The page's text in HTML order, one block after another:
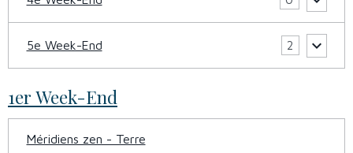
5e Week-End 2
1er Week-End
Méridiens zen - Terre